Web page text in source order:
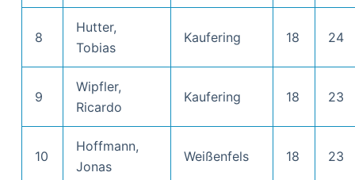
8
Hutter,
Tobias
Kaufering 18 24
9
Wipfler,
Ricardo
Kaufering 18 23
10
Hoffmann,
Jonas
Weißenfels 18 23